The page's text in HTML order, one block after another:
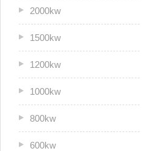
2000kw
1500kw
1200kw
1000kw
800kw
600kw